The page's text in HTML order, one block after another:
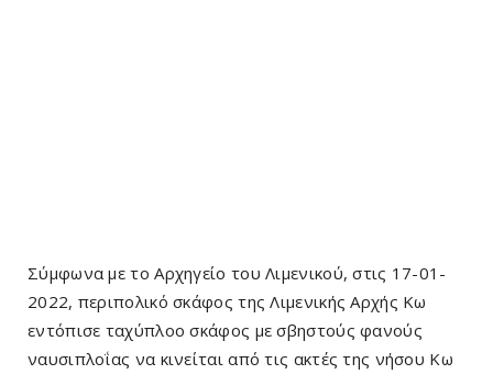
Σύμφωνα με το Αρχηγείο του Λιμενικού, στις 17-01-
2022, περιπολικό σκάφος της Λιμενικής Αρχής Κω
εντόπισε ταχύπλοο σκάφος με σβηστούς φανούς
ναυσιπλοΐας να κινείται από τις ακτές της νήσου Κω